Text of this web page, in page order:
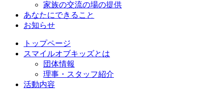
家族の交流の場の提供
あなたにできること
お知らせ
トップページ
スマイルオブキッズとは
団体情報
理事・スタッフ紹介
活動内容